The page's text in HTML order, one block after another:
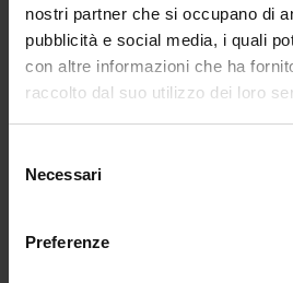
nostri partner che si occupano di
pubblicità e social media, i quali
con altre informazioni che ha
raccolto dal suo utilizzo dei loro
delNecessari
Preferenze
esempi virtuosi di strategie
per rinforzare le capacità
ogni ambito del sapere e, a
favorire l’innovazione e lo
rendere la ricerca un
le conoscenze specialistiche
ed economica in territori a